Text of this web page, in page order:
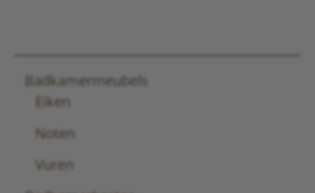
Badkamermeubels
Eiken
Noten
Vuren